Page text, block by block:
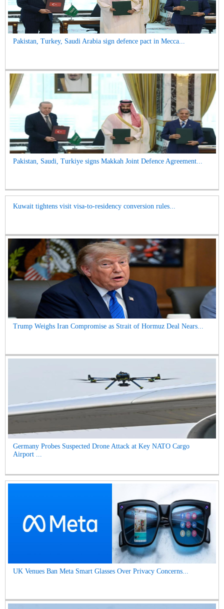
Pakistan, Turkey, Saudi Arabia sign defence pact in Mecca...
Pakistan, Saudi, Turkiye signs Makkah Joint Defence Agreement...
Kuwait tightens visit visa-to-residency conversion rules...
Trump Weighs Iran Compromise as Strait of Hormuz Deal Nears...
Germany Probes Suspected Drone Attack at Key NATO Cargo
Airport ...
UK Venues Ban Meta Smart Glasses Over Privacy Concerns...